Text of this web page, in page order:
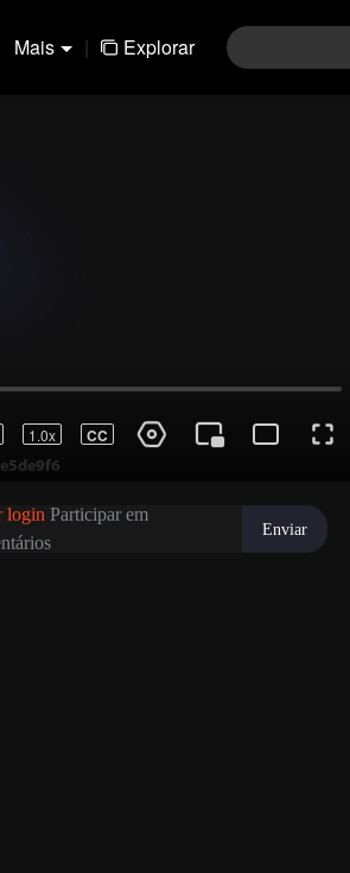
Mais | Explorar
1.0x CC
login Participar em
Enviar